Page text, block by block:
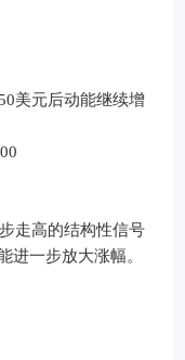
美元后动能继续增
走高的结构性信号
进一步放大涨幅。